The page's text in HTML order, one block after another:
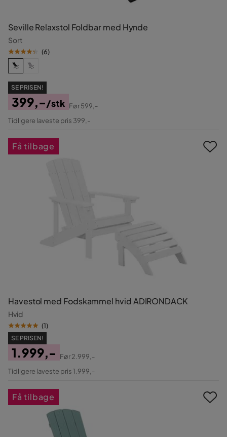
Seville Relaxstol Foldbar med Hynde
Sort
(6)
SE PRISEN!
Pris
399,-/stk
Original
Før599,-
Tidligere laveste pris 399,-
Havestol med Fodskammel hvid ADIRONDACK
Hvid
(1)
SE PRISEN!
Pris
1.999,-
Original
Før2.999,-
Tidligere laveste pris 1.999,-
Få tilbage
Få tilbage